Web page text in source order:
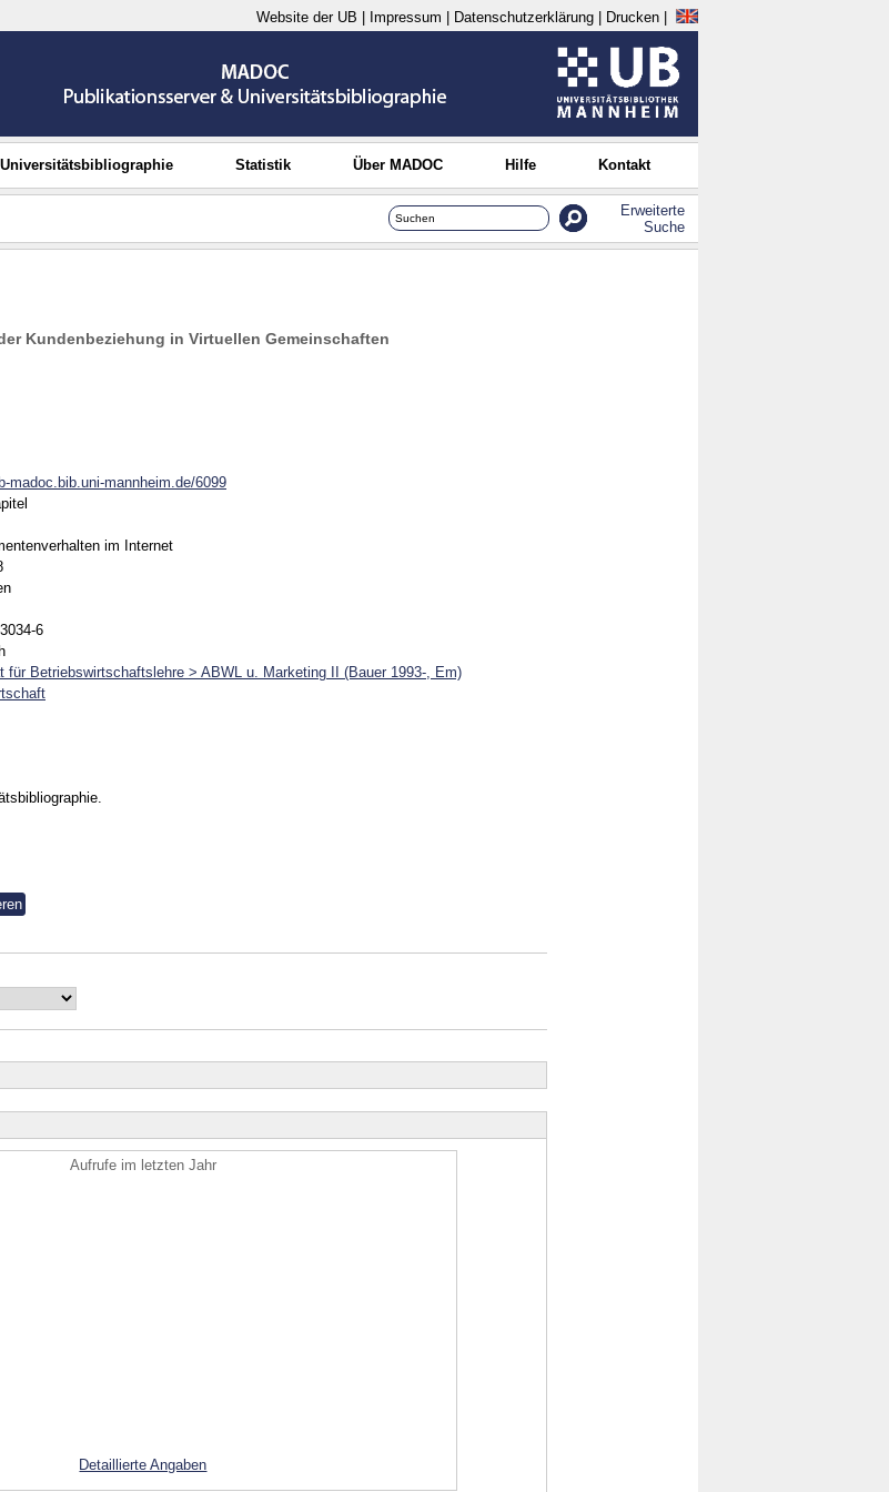
Website der UB Impressum Datenschutzerklärung Drucken
Universitätsbibliographie Statistik Über MADOC Hilfe Kontakt
Erweiterte
Suche
Kundenbeziehung in Virtuellen Gemeinschaften
madoc.bib.uni-mannheim.de/6099
im Internet
6
für Betriebswirtschaftslehre > ABWL u. Marketing II (Bauer 1993-, Em)
Aufrufe im letzten Jahr
Detaillierte Angaben